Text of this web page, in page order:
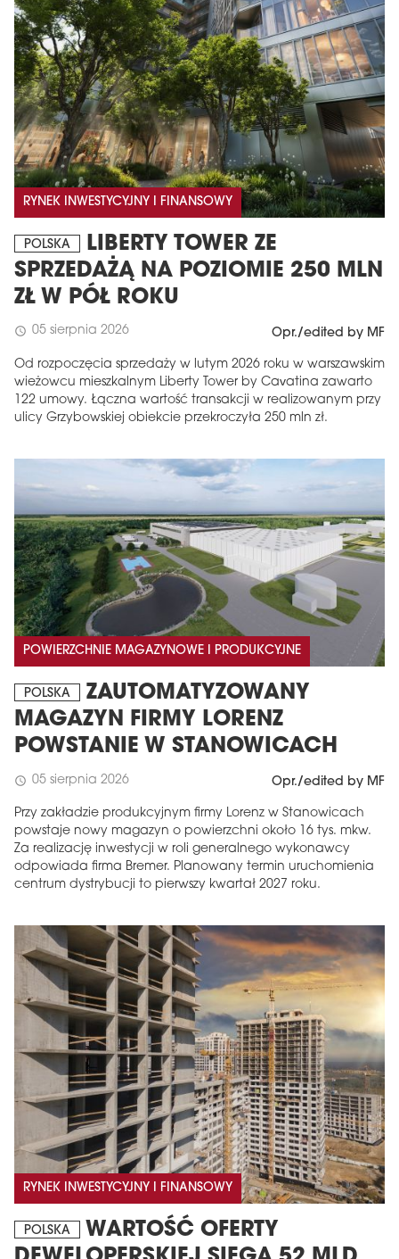
RYNEK INWESTYCYJNY I FINANSOWY
POLSKA
LIBERTY TOWER ZE
SPRZEDAŻĄ NA POZIOMIE 250 MLN
ZŁ W PÓŁ ROKU
schedule 05 sierpnia 2026 Opr./edited by MF
Od rozpoczęcia sprzedaży w lutym 2026 roku w warszawskim
wieżowcu mieszkalnym Liberty Tower by Cavatina zawarto
122 umowy. Łączna wartość transakcji w realizowanym przy
ulicy Grzybowskiej obiekcie przekroczyła 250 mln zł.
POWIERZCHNIE MAGAZYNOWE I PRODUKCYJNE
POLSKA
ZAUTOMATYZOWANY
MAGAZYN FIRMY LORENZ
POWSTANIE W STANOWICACH
schedule 05 sierpnia 2026 Opr./edited by MF
Przy zakładzie produkcyjnym firmy Lorenz w Stanowicach
powstaje nowy magazyn o powierzchni około 16 tys. mkw.
Za realizację inwestycji w roli generalnego wykonawcy
odpowiada firma Bremer. Planowany termin uruchomienia
centrum dystrybucji to pierwszy kwartał 2027 roku.
RYNEK INWESTYCYJNY I FINANSOWY
POLSKA
WARTOŚĆ OFERTY